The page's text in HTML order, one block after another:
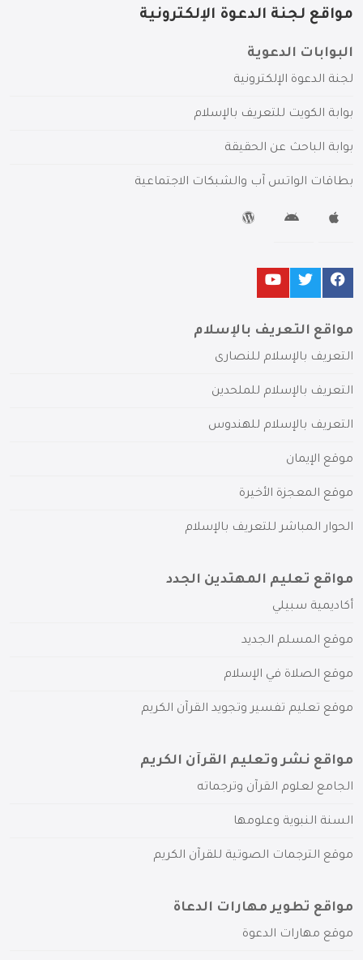
مواقع لجنة الدعوة الإلكترونية
البوابات الدعوية
لجنة الدعوة الإلكترونية
بوابة الكويت للتعريف بالإسلام
بوابة الباحث عن الحقيقة
بطاقات الواتس آب والشبكات الاجتماعية
مواقع التعريف بالإسلام
التعريف بالإسلام للنصارى
التعريف بالإسلام للملحدين
التعريف بالإسلام للهندوس
موقع الإيمان
موقع المعجزة الأخيرة
الحوار المباشر للتعريف بالإسلام
مواقع تعليم المهتدين الجدد
أكاديمية سبيلي
موقع المسلم الجديد
موقع الصلاة في الإسلام
موقع تعليم تفسير وتجويد القرآن الكريم
مواقع نشر وتعليم القرآن الكريم
الجامع لعلوم القرآن وترجماته
السنة النبوية وعلومها
موقع الترجمات الصوتية للقرآن الكريم
مواقع تطوير مهارات الدعاة
موقع مهارات الدعوة